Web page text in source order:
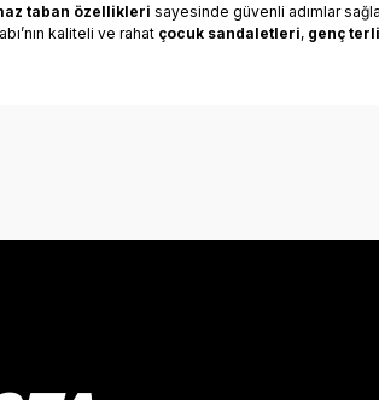
taban özellikleri sayesinde güvenli adımlar
kaliteli ve rahat çocuk sandaletleri, genç